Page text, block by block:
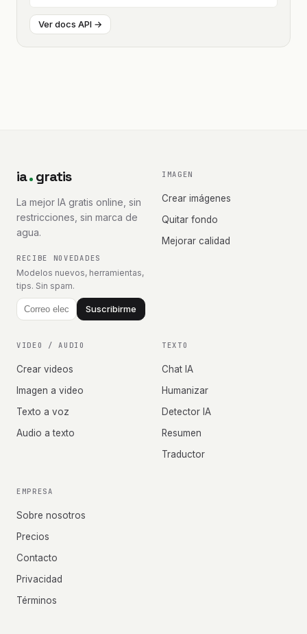
Ver docs API →
ia gratis
La mejor IA gratis online, sin
restricciones, sin marca de
agua.
RECIBE NOVEDADES
Modelos nuevos, herramientas,
tips. Sin spam.
Suscribirme
IMAGEN
Crear imágenes
Quitar fondo
Mejorar calidad
VIDEO / AUDIO
Crear videos
Imagen a video
Texto a voz
Audio a texto
TEXTO
Chat IA
Humanizar
Detector IA
Resumen
Traductor
EMPRESA
Sobre nosotros
Precios
Contacto
Privacidad
Términos